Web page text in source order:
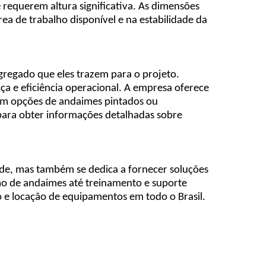
altura significativa. As dimensões
de trabalho disponível e na estabilidade da
que eles trazem para o projeto.
e eficiência operacional. A empresa oferece
opções de andaimes pintados ou
obter informações detalhadas sobre
mas também se dedica a fornecer soluções
de andaimes até treinamento e suporte
locação de equipamentos em todo o Brasil.